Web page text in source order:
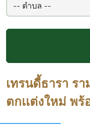
เทรนดี้ธารา ร
ตกเเต่งใหม่ พร้